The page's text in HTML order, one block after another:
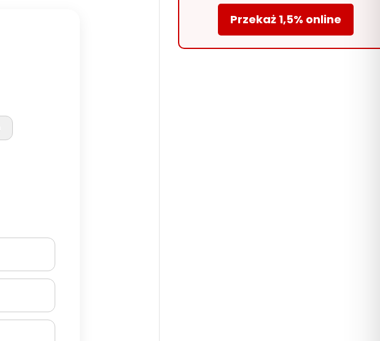
Przekaż 1,5% online